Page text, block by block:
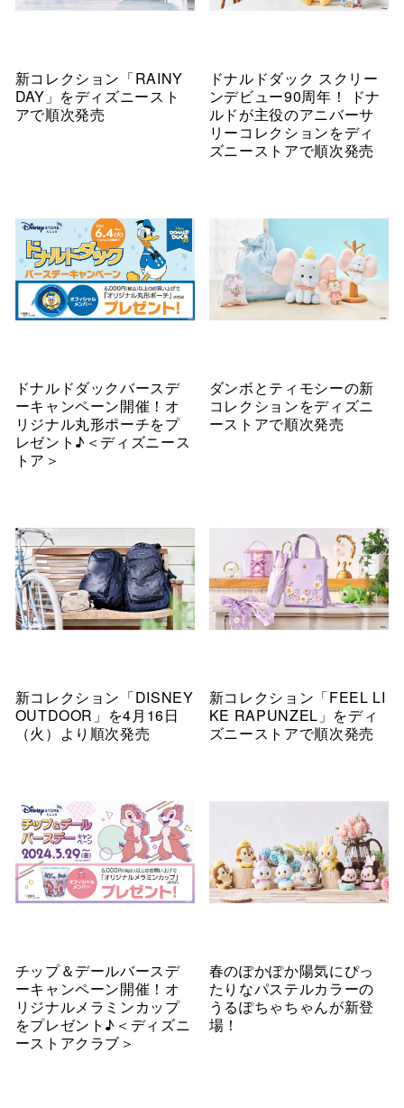
新コレクション「RAINY
DAY」をディズニースト
アで順次発売
ドナルドダック スクリー
ンデビュー90周年！ ドナ
ルドが主役のアニバーサ
リーコレクションをディ
ズニーストアで順次発売
ドナルドダックバースデ
ーキャンペーン開催！オ
リジナル丸形ポーチをプ
レゼント♪＜ディズニース
トア＞
ダンボとティモシーの新
コレクションをディズニ
ーストアで順次発売
新コレクション「DISNEY
OUTDOOR」を4月16日
（火）より順次発売
新コレクション「FEEL LI
KE RAPUNZEL」をディ
ズニーストアで順次発売
チップ＆デールバースデ
ーキャンペーン開催！オ
リジナルメラミンカップ
をプレゼント♪＜ディズニ
ーストアクラブ＞
春のぽかぽか陽気にぴっ
たりなパステルカラーの
うるぽちゃちゃんが新登
場！